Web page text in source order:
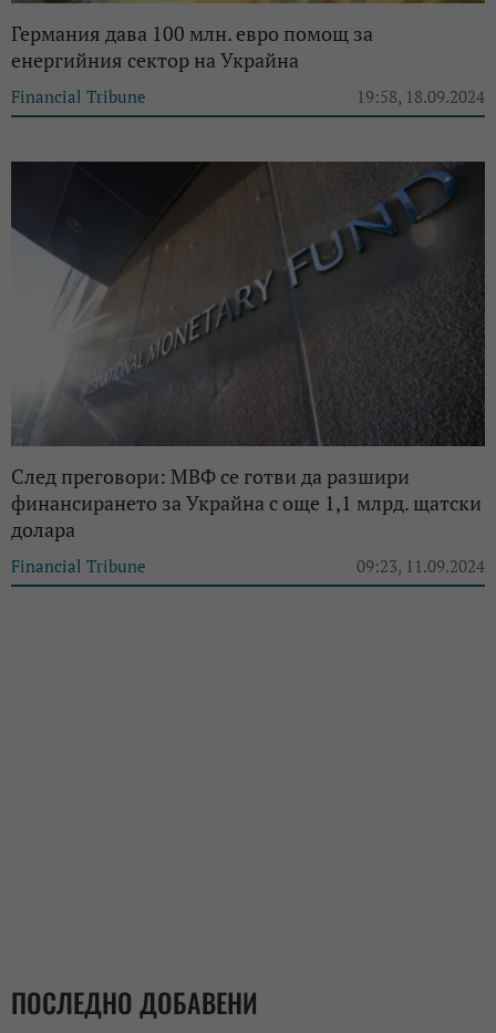
Германия дава 100 млн. евро помощ за
енергийния сектор на Украйна
Financial Tribune 19:58, 18.09.2024
След преговори: МВФ се готви да разшири
финансирането за Украйна с още 1,1 млрд. щатски
долара
Financial Tribune 09:23, 11.09.2024
ПОСЛЕДНО ДОБАВЕНИ